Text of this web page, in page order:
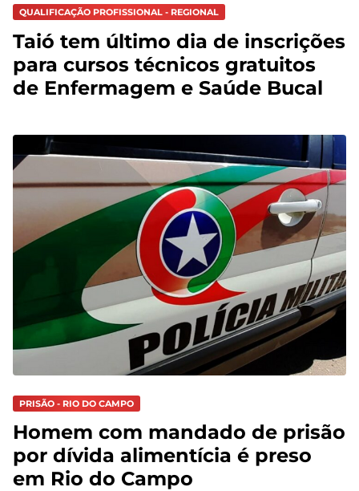
QUALIFICAÇÃO PROFISSIONAL - REGIONAL
Taió tem último dia de inscrições
para cursos técnicos gratuitos
de Enfermagem e Saúde Bucal
PRISÃO - RIO DO CAMPO
Homem com mandado de prisão
por dívida alimentícia é preso
em Rio do Campo